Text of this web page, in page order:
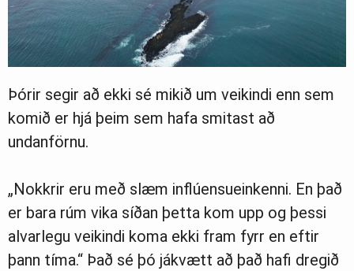
Þórir segir að ekki sé mikið um veikindi enn sem
komið er hjá þeim sem hafa smitast að
undanförnu.
„Nokkrir eru með slæm inflúensueinkenni. En það
er bara rúm vika síðan þetta kom upp og þessi
alvarlegu veikindi koma ekki fram fyrr en eftir
þann tíma.“ Það sé þó jákvætt að það hafi dregið